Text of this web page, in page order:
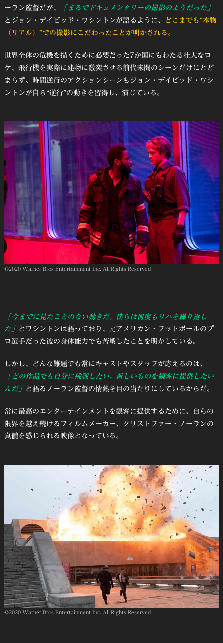
ーラン監督だが、
「まるでドキュメンタリーの撮影のようだった」
とジョン・デイビッド・ワシントンが語るように、
どこまでも“本物
（リアル）”での撮影にこだわったことが明かされる。
世界全体の危機を描くために必要だった7か国にもわたる壮大なロ
ケ、飛行機を実際に建物に激突させる前代未聞のシーンだけにとど
まらず、時間逆行のアクションシーンもジョン・デイビッド・ワシ
ントンが自ら“逆行”の動きを習得し、演じている。
©2020 Warner Bros Entertainment Inc. All Rights Reserved
「今までに見たことのない動きだ。僕らは何度もリハを繰り返し
た」 とワシントンは語っており、元アメリカン・フットボールのプ
ロ選手だった彼の身体能力でも苦戦したことを明かしている。
しかし、どんな難題でも常にキャストやスタッフが応えるのは、
「どの作品でも自分に挑戦したい。新しいものを観客に提供したい
んだ」 と語るノーラン監督の情熱を目の当たりにしているからだ。
常に最高のエンターテインメントを観客に提供するために、自らの
限界を越え続けるフィルムメーカー、クリストファー・ノーランの
真髄を感じられる映像となっている。
©2020 Warner Bros Entertainment Inc. All Rights Reserved